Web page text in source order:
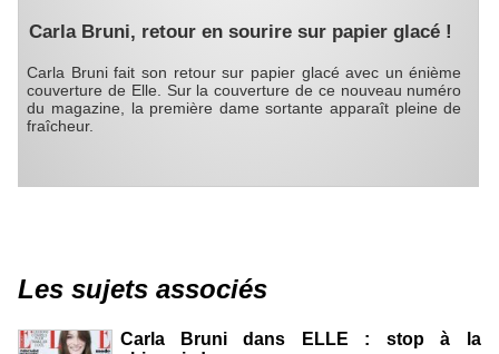
Carla Bruni, retour en sourire sur papier glacé !
Carla Bruni fait son retour sur papier glacé avec un énième
couverture de Elle. Sur la couverture de ce nouveau numéro
du magazine, la première dame sortante apparaît pleine de
fraîcheur.
Les sujets associés
Carla Bruni dans ELLE : stop à la